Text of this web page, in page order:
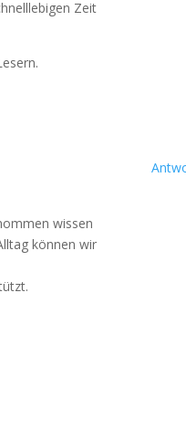
Zeit
wissen
können wir